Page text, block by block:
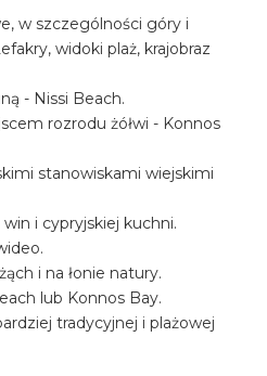
w szczególności góry i
widoki plaż, krajobraz
- Nissi Beach.
rozrodu żółwi - Konnos
stanowiskami wiejskimi
i cypryjskiej kuchni.
i na łonie natury.
lub Konnos Bay.
tradycyjnej i plażowej